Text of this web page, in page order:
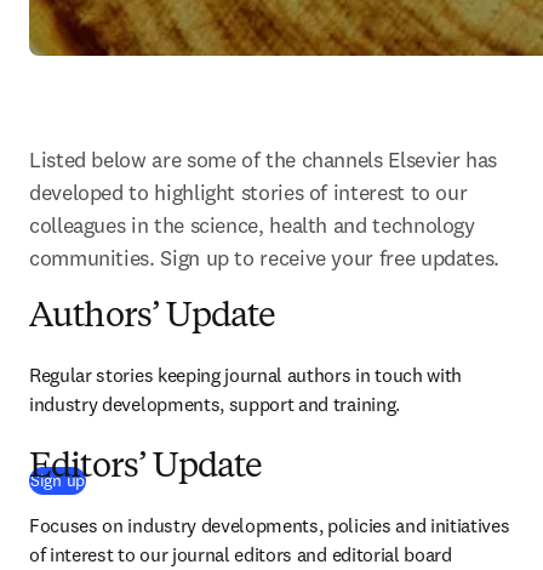
Listed below are some of the channels Elsevier has
developed to highlight stories of interest to our
colleagues in the science, health and technology
communities. Sign up to receive your free updates.
Authors’ Update
Regular stories keeping journal authors in touch with
industry developments, support and training.
Sign up(se abre en una nueva pestaña/ventana
Editors’ Update
Focuses on industry developments, policies and initiatives
of interest to our journal editors and editorial board